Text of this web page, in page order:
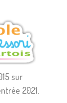
sur
2021.